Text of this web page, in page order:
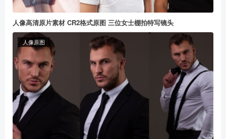
人像高清原片素材 CR2格式原图 三位女士棚拍特写镜头
人像原图